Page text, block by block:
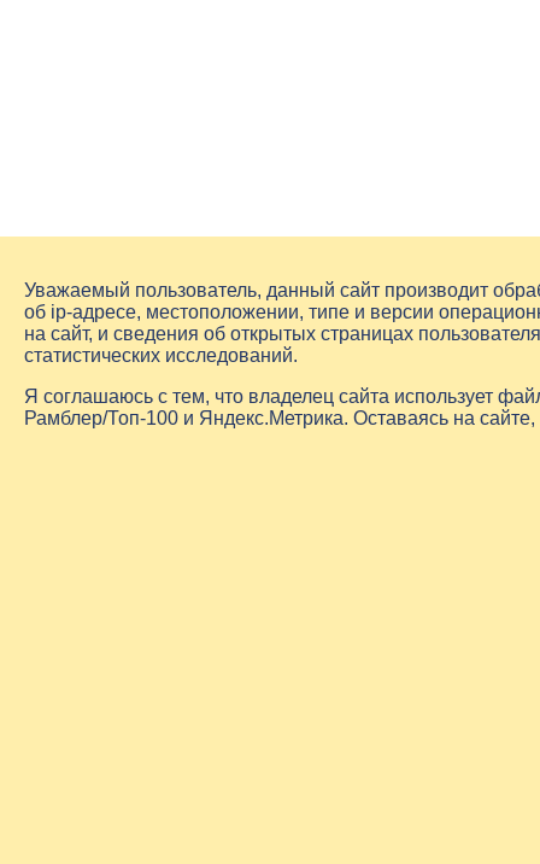
Уважаемый пользователь, данный сайт производит
об ip-адресе, местоположении, типе и версии
на сайт, и сведения об открытых страницах
статистических исследований.
Я соглашаюсь с тем, что владелец сайта использует
Рамблер/Топ-100 и Яндекс.Метрика. Оставаясь на